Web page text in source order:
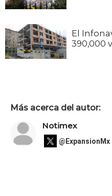
El
390,000
Más acerca del autor:
Notimex
@ExpansionMx